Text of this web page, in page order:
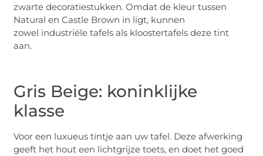
zwarte decoratiestukken. Omdat de kleur tussen
Natural en Castle Brown in ligt, kunnen
zowel industriële tafels als kloostertafels deze tint
aan.
Gris Beige: koninklijke
klasse
Voor een luxueus tintje aan uw tafel. Deze afwerking
geeft het hout een lichtgrijze toets, en doet het goed